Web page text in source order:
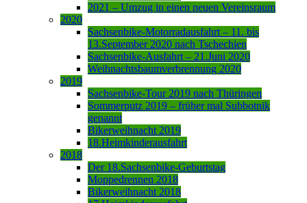
2021 – Umzug in einen neuen Vereinsraum
2020
Sachsenbike-Motorradausfahrt – 11. bis
13.September 2020 nach Tschechien
Sachsenbike-Ausfahrt – 21.Juni 2020
Weihnachtsbaumverbrennung 2020
2019
Sachsenbike-Tour 2019 nach Thüringen
Sommerputz 2019 – früher mal Subbotnik
genannt
Bikerweihnacht 2019
18.Heimkinderausfahrt
2018
Der 18.Sachsenbike-Geburtstag
Moppedrennen 2018
Bikerweihnacht 2018